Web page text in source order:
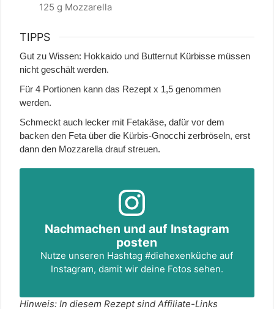
125 g Mozzarella
TIPPS
Gut zu Wissen: Hokkaido und Butternut Kürbisse müssen
nicht geschält werden.
Für 4 Portionen kann das Rezept x 1,5 genommen
werden.
Schmeckt auch lecker mit Fetakäse, dafür vor dem
backen den Feta über die Kürbis-Gnocchi zerbröseln, erst
dann den Mozzarella drauf streuen.
Nachmachen und auf Instagram
posten
Nutze unseren Hashtag#diehexenküche auf
Instagram, damit wir deine Fotos sehen.
Hinweis: In diesem Rezept sind Affiliate-Links